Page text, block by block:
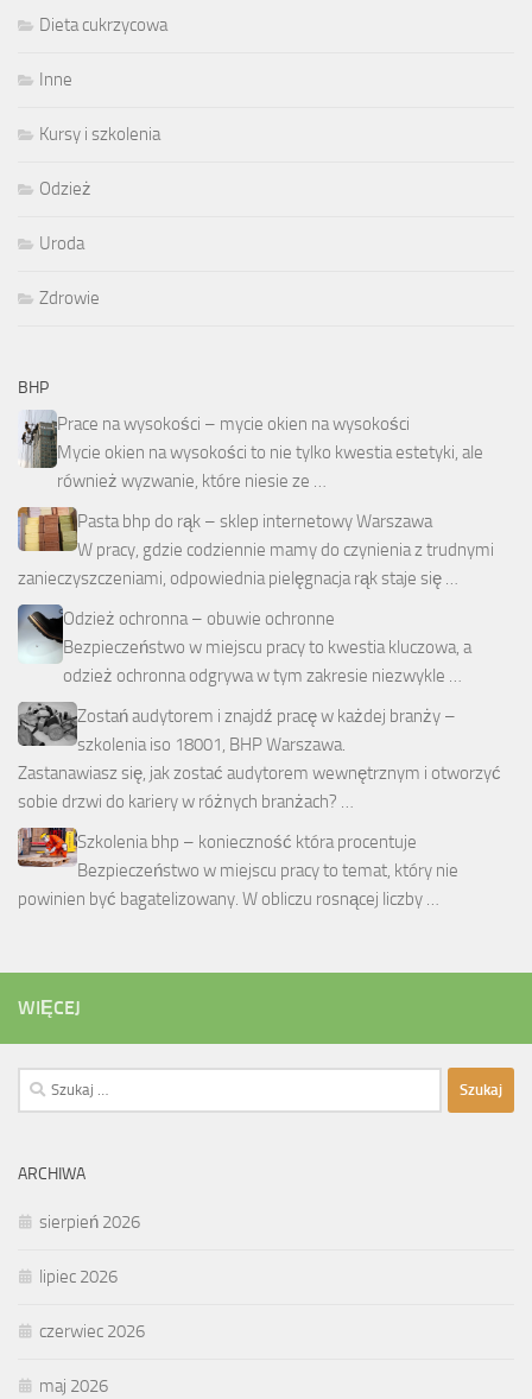
Dieta cukrzycowa
Inne
Kursy i szkolenia
Odzież
Uroda
Zdrowie
BHP
Prace na wysokości – mycie okien na wysokości
Mycie okien na wysokości to nie tylko kwestia estetyki, ale
również wyzwanie, które niesie ze …
Pasta bhp do rąk – sklep internetowy Warszawa
W pracy, gdzie codziennie mamy do czynienia z trudnymi
zanieczyszczeniami, odpowiednia pielęgnacja rąk staje się …
Odzież ochronna – obuwie ochronne
Bezpieczeństwo w miejscu pracy to kwestia kluczowa, a
odzież ochronna odgrywa w tym zakresie niezwykle …
Zostań audytorem i znajdź pracę w każdej branży –
szkolenia iso 18001, BHP Warszawa.
Zastanawiasz się, jak zostać audytorem wewnętrznym i otworzyć
sobie drzwi do kariery w różnych branżach? …
Szkolenia bhp – konieczność która procentuje
Bezpieczeństwo w miejscu pracy to temat, który nie
powinien być bagatelizowany. W obliczu rosnącej liczby …
WIĘCEJ
Szukaj:
ARCHIWA
sierpień 2026
lipiec 2026
czerwiec 2026
maj 2026